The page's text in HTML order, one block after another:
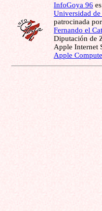
InfoGoya 96
Universidad de
patrocinada
Fernando el
Diputación de
Apple Internet
Apple